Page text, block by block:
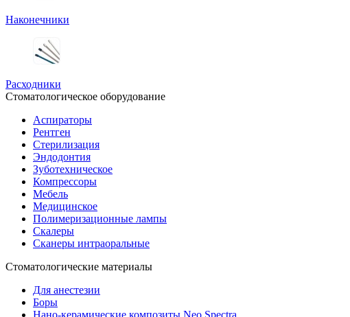
Наконечники
Расходники
Стоматологическое оборудование
Аспираторы
Рентген
Стерилизация
Эндодонтия
Зуботехническое
Компрессоры
Мебель
Медицинское
Полимеризационные лампы
Скалеры
Сканеры интраоральные
Стоматологические материалы
Для анестезии
Боры
Нано-керамические композиты Neo Spectra